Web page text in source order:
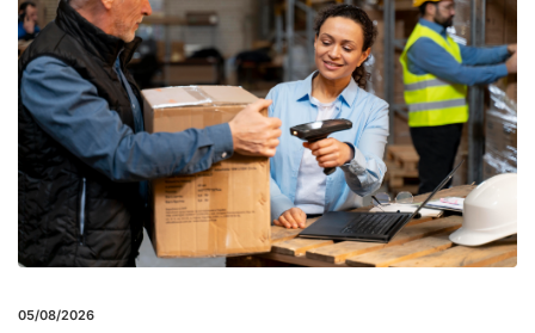
05/08/2026